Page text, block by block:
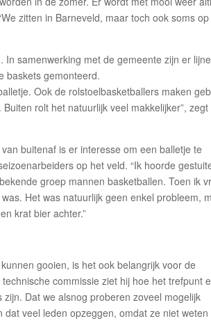
zitten in Barneveld, maar toch ook soms op
samenwerking met de gemeente zijn er
baskets gemonteerd.
Ook de rolstoelbasketballers maken
rolt het natuurlijk veel makkelijker”, zegt
buitenaf is er interesse om een balletje te
op het veld. “Ik hoorde
groep mannen basketballen. Toen ik
Het was natuurlijk geen enkel probleem,
krat bier achter.”
gooien, is het ook belangrijk voor de
commissie ziet hij hoe het trefpunt
Dat we alsnog proberen zoveel mogelijk
veel leden opzeggen, omdat ze niet weten